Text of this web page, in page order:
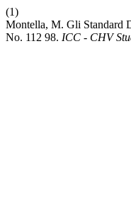
(1)
Montella, M. Gli Standard
No. 112 98. ICC - CHV